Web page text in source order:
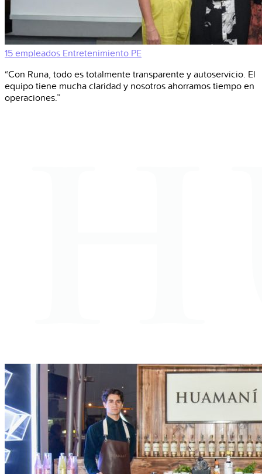
15 empleados Entretenimiento PE
“Con Runa, todo es totalmente transparente y autoservicio. El
equipo tiene mucha claridad y nosotros ahorramos tiempo en
operaciones.”